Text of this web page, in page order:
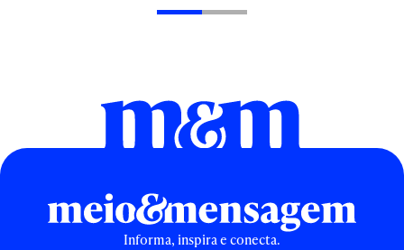
Informa, inspira e conecta.